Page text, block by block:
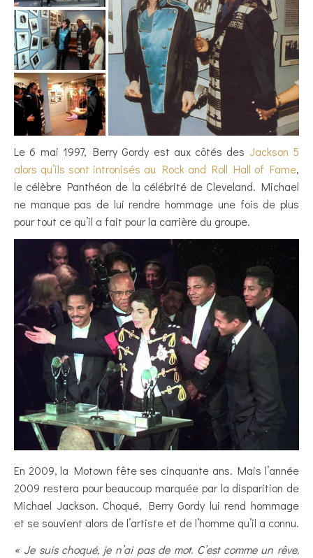
Le 6 mai 1997, Berry Gordy est aux côtés des Jackson 5
alors qu’ils sont intronisés au Rock and Roll Hall of Fame,
le célèbre Panthéon de la célébrité de Cleveland. Michael
ne manque pas de lui rendre hommage une fois de plus
pour tout ce qu’il a fait pour la carrière du groupe.
En 2009, la Motown fête ses cinquante ans. Mais l’année
2009 restera pour beaucoup marquée par la disparition de
Michael Jackson. Choqué, Berry Gordy lui rend hommage
et se souvient alors de l’artiste et de l’homme qu’il a connu.
« Je suis choqué, je n’ai pas de mot. C’est comme un rêve,